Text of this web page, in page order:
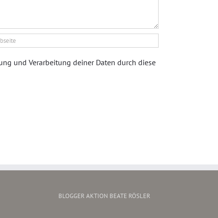
und Verarbeitung deiner Daten durch diese
BLOGGER AKTION BEATE RÖSLER